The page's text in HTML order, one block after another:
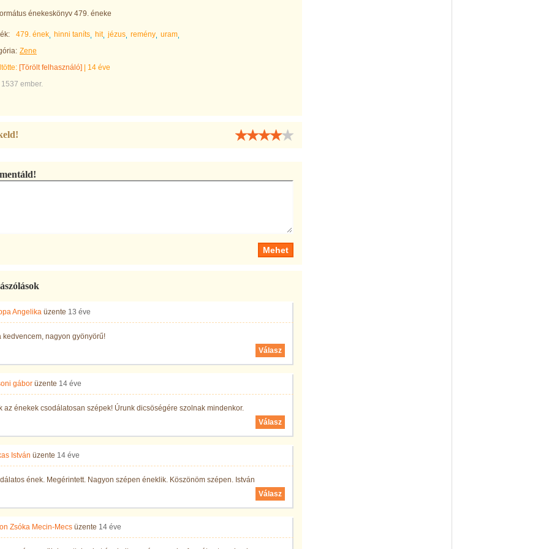
énekeskönyv 479. éneke
479. ének hinni taníts hit jézus remény uram
Zene
[Törölt felhasználó]
14 éve
1537 ember.
Angelika üzente 13 éve
kedvencem, nagyon gyönyörű!
Válasz
gábor üzente 14 éve
az énekek csodálatosan szépek! Úrunk dicsöségére szolnak mindenkor.
Válasz
István üzente 14 éve
ének. Megérintett. Nagyon szépen éneklik. Köszönöm szépen. István
Válasz
Zsóka Mecin-Mecs üzente 14 éve